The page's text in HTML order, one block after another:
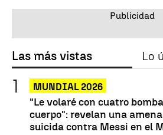
Las más vistas Lo
MUNDIAL 2026
"Le volaré con cuatro
cuerpo": revelan una
suicida contra Messi en el